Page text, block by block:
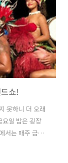
몰리는 편이에
쇼!
못하니 더 오래
요일 밤은 굉장
서는 매주 금요
니다. 아일랜